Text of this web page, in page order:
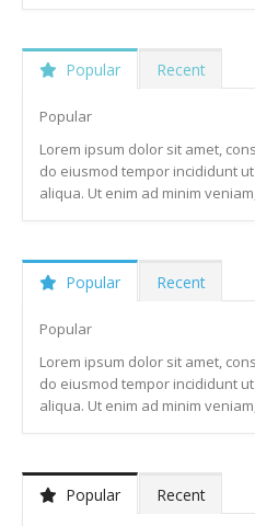
Popular Recent
Popular
Lorem ipsum dolor sit amet,
do eiusmod tempor incididunt
aliqua. Ut enim ad minim
Popular Recent
Popular
Lorem ipsum dolor sit amet,
do eiusmod tempor incididunt
aliqua. Ut enim ad minim
Popular Recent